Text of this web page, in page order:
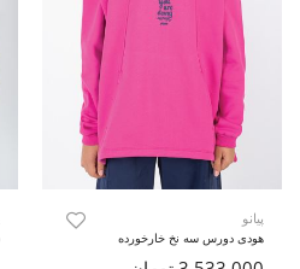
پیانو
هودی دورس سه نخ خارخورده